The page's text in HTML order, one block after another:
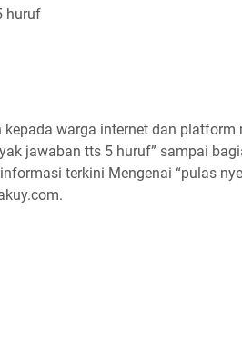
huruf
warga internet dan platform
jawaban tts 5 huruf” sampai
terkini Mengenai “pulas